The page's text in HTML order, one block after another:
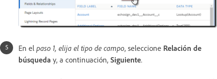
En el paso 1, elija el tipo de campo, seleccione Relación de
búsqueda y, a continuación, Siguiente.